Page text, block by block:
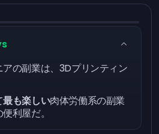
アの副業は、3Dプリンティン
最も楽しい肉体労働系の副業
利屋だ。